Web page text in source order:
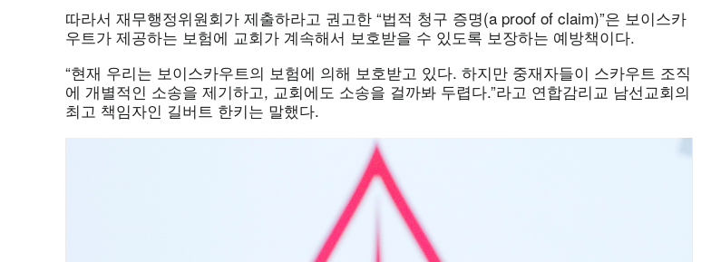
따라서 재무행정위원회가 제출하라고 권고한 “법적 청구 증명(a proof of claim)”은 보이스카
우트가 제공하는 보험에 교회가 계속해서 보호받을 수 있도록 보장하는 예방책이다.
“현재 우리는 보이스카우트의 보험에 의해 보호받고 있다. 하지만 중재자들이 스카우트 조직
에 개별적인 소송을 제기하고, 교회에도 소송을 걸까봐 두렵다.”라고 연합감리교 남선교회의
최고 책임자인 길버트 한키는 말했다.